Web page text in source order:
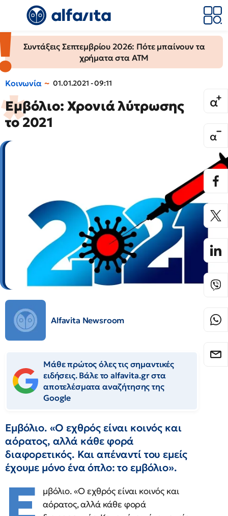
Συντάξεις Σεπτεμβρίου 2026: Πότε μπαίνουν τα
χρήματα στα ΑΤΜ
Κοινωνία 01.01.2021 - 09:11
Εμβόλιο: Χρονιά λύτρωσης
το 2021
Alfavita Newsroom
Μάθε πρώτος όλες τις σημαντικές
ειδήσεις. Βάλε το alfavita.gr στα
αποτελέσματα αναζήτησης της
Google
Εμβόλιο. «Ο εχθρός είναι κοινός και
αόρατος, αλλά κάθε φορά
διαφορετικός. Και απέναντί του εμείς
έχουμε μόνο ένα όπλο: το εμβόλιο».
μβόλιο. «Ο εχθρός είναι κοινός και
αόρατος, αλλά κάθε φορά